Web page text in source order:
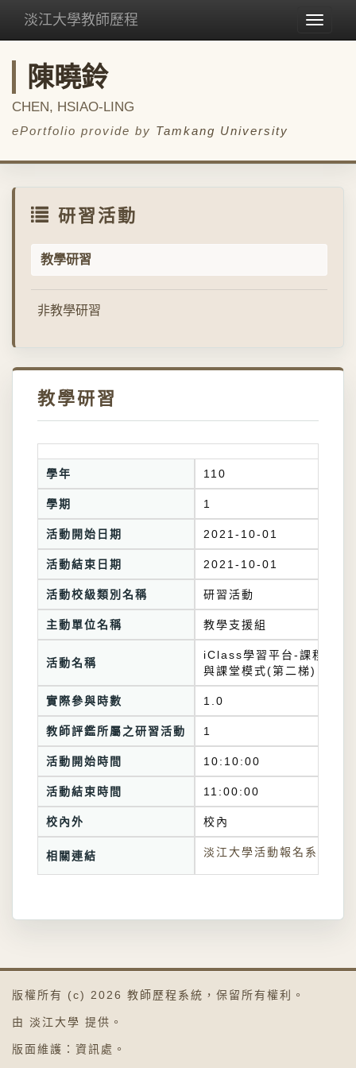
Toggle
淡江大學教師歷程
陳曉鈴
CHEN, HSIAO-LING
ePortfolio provide by Tamkang University
研習活動
教學研習
非教學研習
教學研習
學年 110
學期 1
活動開始日期 2021-10-01
活動結束日期 2021-10-01
活動校級類別名稱 研習活動
主動單位名稱 教學支援組
活動名稱
iClass學習平台-課程設計
與課堂模式(第二梯)
實際參與時數 1.0
教師評鑑所屬之研習活動 1
活動開始時間 10:10:00
活動結束時間 11:00:00
校內外 校內
相關連結 淡江大學活動報名系統連結
版權所有 (c) 2026 教師歷程系統 ，保留所有權利。
由 淡江大學 提供。
版面維護： 資訊處 。